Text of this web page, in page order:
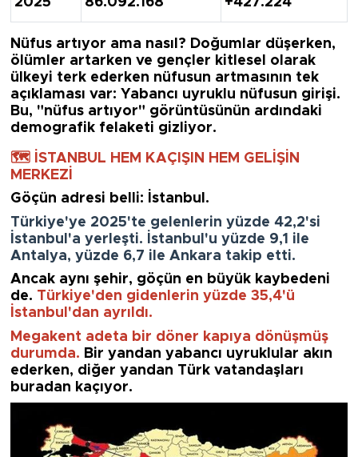
Nüfus artıyor ama nasıl? Doğumlar düşerken,
ölümler artarken ve gençler kitlesel olarak
ülkeyi terk ederken nüfusun artmasının tek
açıklaması var: Yabancı uyruklu nüfusun girişi.
Bu, "nüfus artıyor" görüntüsünün ardındaki
demografik felaketi gizliyor.
🗺️ İSTANBUL HEM KAÇIŞIN HEM GELİŞİN
MERKEZİ
Göçün adresi belli: İstanbul.
Türkiye'ye 2025'te gelenlerin yüzde 42,2'si
İstanbul'a yerleşti. İstanbul'u yüzde 9,1 ile
Antalya, yüzde 6,7 ile Ankara takip etti.
Ancak aynı şehir, göçün en büyük kaybedeni
de. Türkiye'den gidenlerin yüzde 35,4'ü
İstanbul'dan ayrıldı.
Megakent adeta bir döner kapıya dönüşmüş
durumda. Bir yandan yabancı uyruklular akın
ederken, diğer yandan Türk vatandaşları
buradan kaçıyor.